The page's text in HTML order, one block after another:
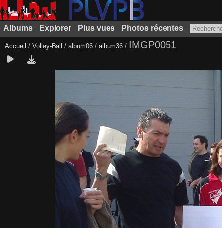
Albums Explorer Plus vues Photos récentes
Accueil / Volley-Ball / album06 / album36 / IMGP0051